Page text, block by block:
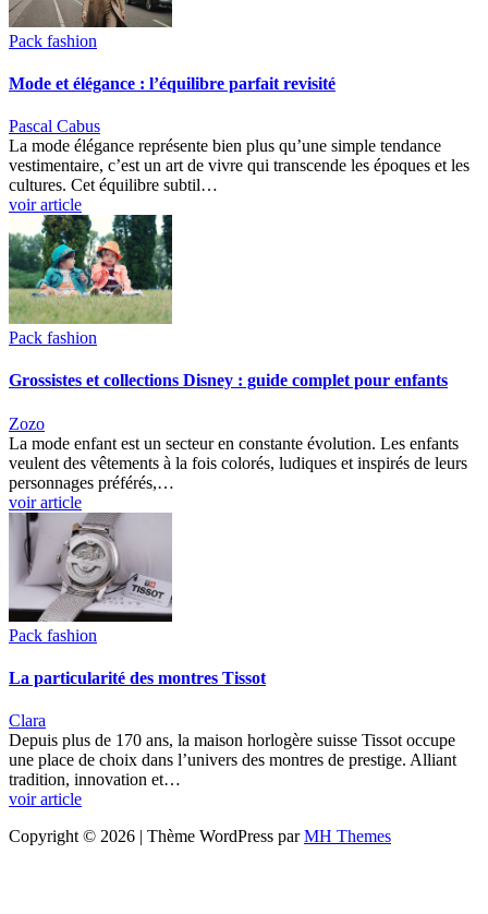
Pack fashion
Mode et élégance : l’équilibre parfait revisité
Pascal Cabus
La mode élégance représente bien plus qu’une simple tendance
vestimentaire, c’est un art de vivre qui transcende les époques et les
cultures. Cet équilibre subtil…
voir article
Pack fashion
Grossistes et collections Disney : guide complet pour enfants
Zozo
La mode enfant est un secteur en constante évolution. Les enfants
veulent des vêtements à la fois colorés, ludiques et inspirés de leurs
personnages préférés,…
voir article
Pack fashion
La particularité des montres Tissot
Clara
Depuis plus de 170 ans, la maison horlogère suisse Tissot occupe
une place de choix dans l’univers des montres de prestige. Alliant
tradition, innovation et…
voir article
Copyright © 2026 | Thème WordPress parMH Themes